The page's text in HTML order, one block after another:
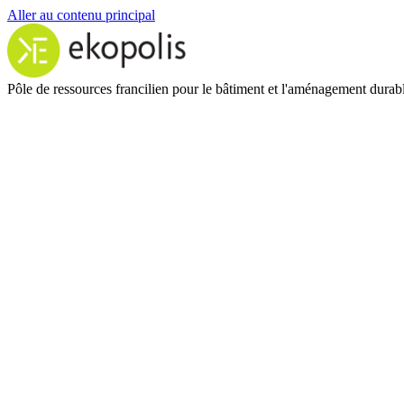
Aller au contenu principal
Pôle de ressources francilien pour le bâtiment et l'aménagement